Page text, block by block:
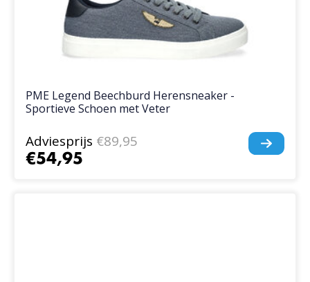
PME Legend Beechburd Herensneaker -
Sportieve Schoen met Veter
Adviesprijs €89,95
€54,95